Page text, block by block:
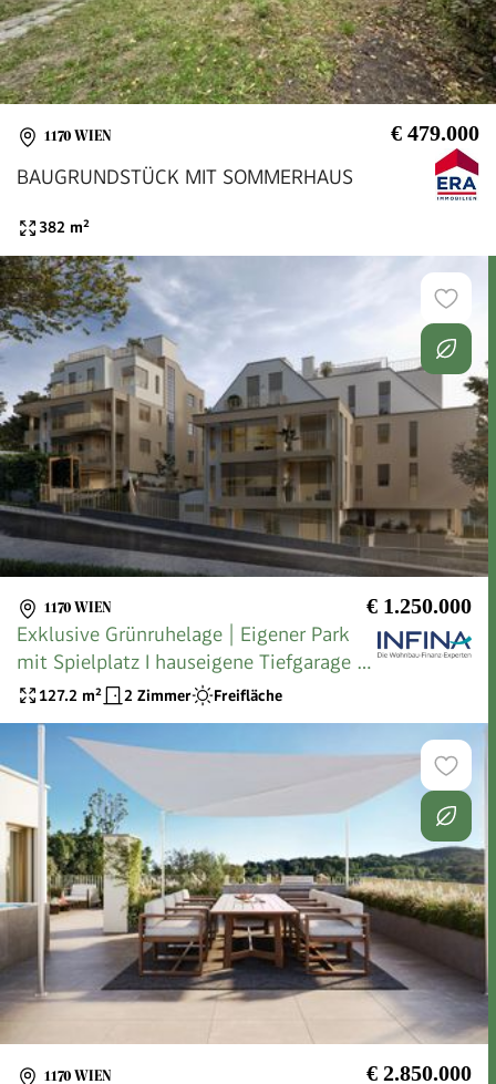
1170 WIEN € 479.000
BAUGRUNDSTÜCK MIT SOMMERHAUS
382 m²
1170 WIEN € 1.250.000
Exklusive Grünruhelage | Eigener Park
mit Spielplatz I hauseigene Tiefgarage |
Direktverbindung zur Hauptuniversität I
127.2 m² 2 Zimmer Freifläche
1170 WIEN € 2.850.000